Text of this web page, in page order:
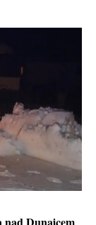
nad Dunajcem